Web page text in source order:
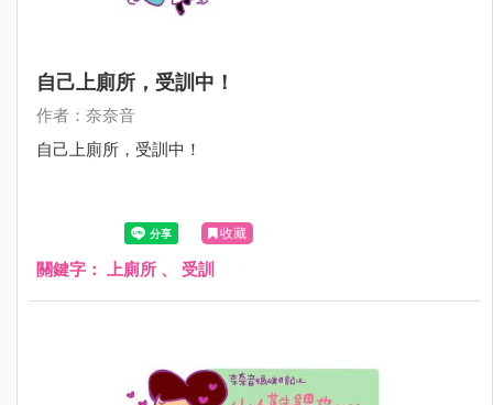
自己上廁所，受訓中！
作者：奈奈音
自己上廁所，受訓中！
收藏
關鍵字： 上廁所 、 受訓